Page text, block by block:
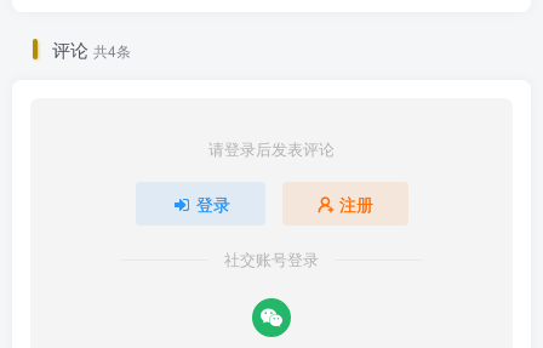
评论 共4条
请登录后发表评论
登录 注册
社交账号登录